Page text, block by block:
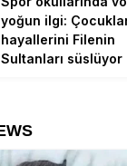
yoğun ilgi:
hayallerini Filenin
Sultanları süslüyor